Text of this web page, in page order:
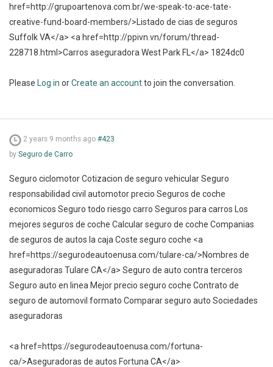
href=http://grupoartenova.com.br/we-speak-to-ace-tate-
creative-fund-board-members/>Listado de cias de seguros
Suffolk VA</a> <a href=http://ppivn.vn/forum/thread-
228718.html>Carros aseguradora West Park FL</a> 1824dc0
Please Log in orCreate an accountto join the conversation.
2 years 9 months ago #423
by Seguro de Carro
Seguro ciclomotor Cotizacion de seguro vehicular Seguro
responsabilidad civil automotor precio Seguros de coche
economicos Seguro todo riesgo carro Seguros para carros Los
mejores seguros de coche Calcular seguro de coche Companias
de seguros de autos la caja Coste seguro coche <a
href=https://segurodeautoenusa.com/tulare-ca/>Nombres de
aseguradoras Tulare CA</a> Seguro de auto contra terceros
Seguro auto en linea Mejor precio seguro coche Contrato de
seguro de automovil formato Comparar seguro auto Sociedades
aseguradoras
<a href=https://segurodeautoenusa.com/fortuna-
ca/>Aseguradoras de autos Fortuna CA</a>